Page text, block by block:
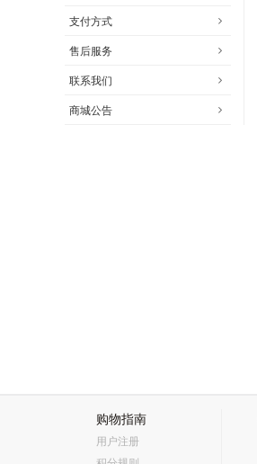
支付方式
售后服务
联系我们
商城公告
购物指南
用户注册